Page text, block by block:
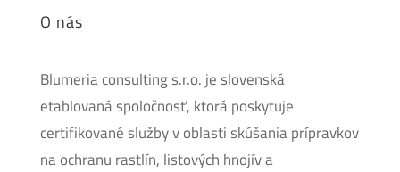
O nás
Blumeria consulting s.r.o. je slovenská
etablovaná spoločnosť, ktorá poskytuje
certifikované služby v oblasti skúšania prípravkov
na ochranu rastlín, listových hnojív a